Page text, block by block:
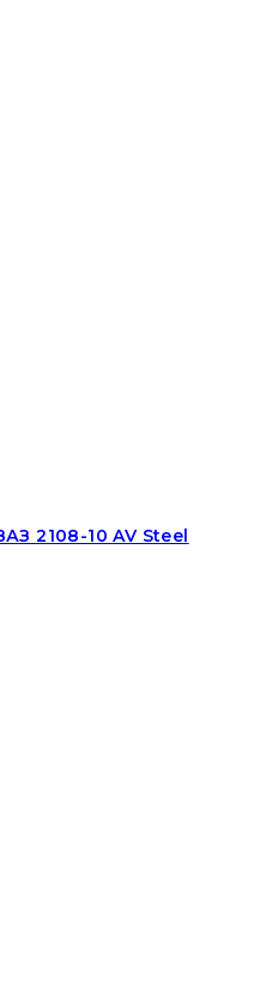
2108-10 AV Steel